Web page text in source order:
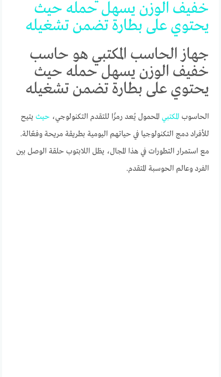
خفيف الوزن يسهل حمله حيث
يحتوي على بطارة تضمن تشغيله
جهاز الحاسب المكتبي هو حاسب
خفيف الوزن يسهل حمله حيث
يحتوي على بطارة تضمن تشغيله
الحاسوب المكتبي المحمول يُعد رمزًا للتقدم التكنولوجي، حيث يتيح
للأفراد دمج التكنولوجيا في حياتهم اليومية بطريقة مريحة وفعّالة.
مع استمرار التطورات في هذا المجال، يظل اللابتوب حلقة الوصل بين
الفرد وعالم الحوسبة المتقدم.